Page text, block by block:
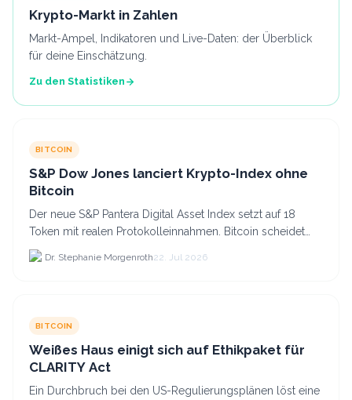
Krypto-Markt in Zahlen
Markt-Ampel, Indikatoren und Live-Daten: der Überblick
für deine Einschätzung.
Zu den Statistiken
BITCOIN
S&P Dow Jones lanciert Krypto-Index ohne
Bitcoin
Der neue S&P Pantera Digital Asset Index setzt auf 18
Token mit realen Protokolleinnahmen. Bitcoin scheidet
aufgrund fehlender Erträge für Halter aus dem.
Dr. Stephanie Morgenroth22. Jul 2026
BITCOIN
Weißes Haus einigt sich auf Ethikpaket für
CLARITY Act
Ein Durchbruch bei den US-Regulierungsplänen löst eine